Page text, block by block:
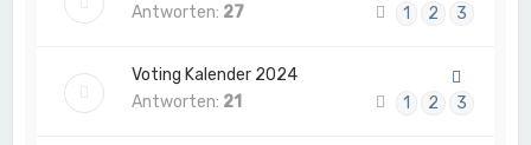
Antworten: 27 1 2 3
Voting Kalender 2024
Antworten: 21 1 2 3